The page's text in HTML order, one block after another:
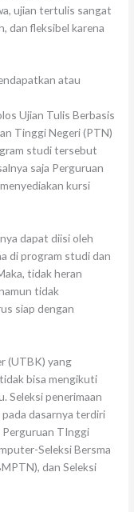
ujian tertulis sangat
dan fleksibel karena
atau
Ujian Tulis Berbasis
Tinggi Negeri (PTN)
studi tersebut
saja Perguruan
kursi
dapat diisi oleh
di program studi dan
tidak heran
tidak
siap dengan
(UTBK) yang
bisa mengikuti
Seleksi penerimaan
dasarnya terdiri
Perguruan TInggi
Seleksi Bersma
dan Seleksi